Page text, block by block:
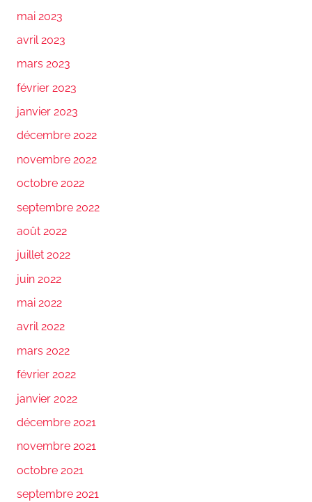
mai 2023
avril 2023
mars 2023
février 2023
janvier 2023
décembre 2022
novembre 2022
octobre 2022
septembre 2022
août 2022
juillet 2022
juin 2022
mai 2022
avril 2022
mars 2022
février 2022
janvier 2022
décembre 2021
novembre 2021
octobre 2021
septembre 2021